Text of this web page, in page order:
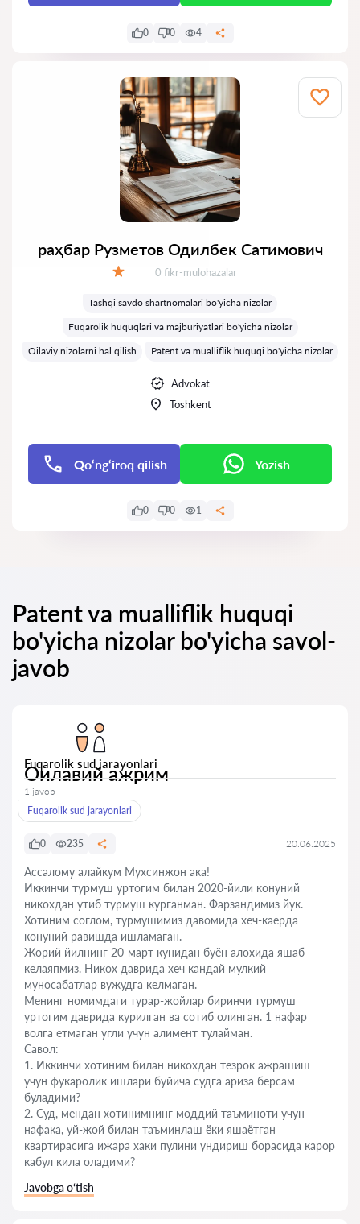
0 0 4
раҳбар Рузметов Одилбек Сатимович
Fikrlar:
0 fikr-mulohazalar
Tashqi savdo shartnomalari bo'yicha nizolar
Fuqarolik huquqlari va majburiyatlari bo'yicha nizolar
Oilaviy nizolarni hal qilish
Patent va mualliflik huquqi bo'yicha nizolar
Advokat
Toshkent
Qo‘ng‘iroq qilish Yozish
0 0 1
Patent va mualliflik huquqi
bo'yicha nizolar bo'yicha savol-
javob
Fuqarolik sud jarayonlari
Оилавий ажрим
1 javob
Fuqarolik sud jarayonlari
0 235 20.06.2025
Ассалому алайкум Мухсинжон ака!
Иккинчи турмуш уртогим билан 2020-йили конуний
никохдан утиб турмуш курганман. Фарзандимиз йук.
Хотиним соглом, турмушимиз давомида хеч-каерда
конуний равишда ишламаган.
Жорий йилнинг 20-март кунидан буён алохида яшаб
келаяпмиз. Никох даврида хеч кандай мулкий
муносабатлар вужудга келмаган.
Менинг номимдаги турар-жойлар биринчи турмуш
уртогим даврида курилган ва сотиб олинган. 1 нафар
волга етмаган угли учун алимент тулайман.
Савол:
1. Иккинчи хотиним билан никохдан тезрок ажрашиш
учун фукаролик ишлари буйича судга ариза берсам
буладими?
2. Суд, мендан хотинимнинг моддий таъминоти учун
нафака, уй-жой билан таъминлаш ёки яшаётган
квартирасига ижара хаки пулини ундириш борасида карор
кабул кила оладими?
Javobga o‘tish